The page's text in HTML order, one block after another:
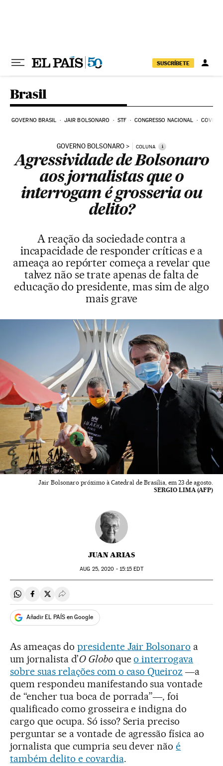
SUSCRÍBETE
Brasil
GOVERNO BRASIL JAIR BOLSONARO STF CONGRESSO NACIONAL COVID-
GOVERNO BOLSONARO COLUNA i
Agressividade de Bolsonaro
aos jornalistas que o
interrogam é grosseria ou
delito?
A reação da sociedade contra a
incapacidade de responder críticas e a
ameaça ao repórter começa a revelar que
talvez não se trate apenas de falta de
educação do presidente, mas sim de algo
mais grave
Jair Bolsonaro próximo à Catedral de Brasília, em 23 de agosto.
SERGIO LIMA (AFP)
JUAN ARIAS
AUG 25, 2020 - 15:15 EDT
Compartir en Whatsapp
Compartir en Facebook
Compartir en Twitter
Desplegar Redes Sociales
Añadir EL PAÍS en Google
As ameaças do presidente Jair Bolsonaro a
um jornalista d’O Globoqueo interrogava
sobre suas relações com o caso Queiroz ―a
quem respondeu manifestando sua vontade
de “encher tua boca de porrada”―, foi
qualificado como grosseira e indigna do
cargo que ocupa. Só isso? Seria preciso
perguntar se a vontade de agressão física ao
jornalista que cumpria seu dever nãoé
também delito e covardia.